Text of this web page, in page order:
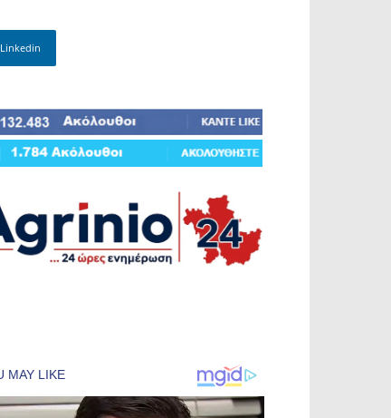
Linkedin